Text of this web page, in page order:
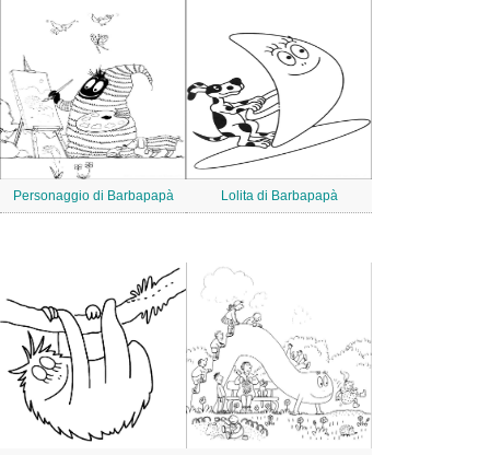
Personaggio di Barbapapà Lolita di Barbapapà